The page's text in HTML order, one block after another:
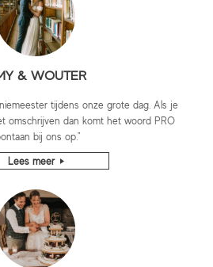
& WOUTER
tijdens onze grote dag. Als je
omschrijven dan komt het woord PRO
bij ons op."
Lees meer